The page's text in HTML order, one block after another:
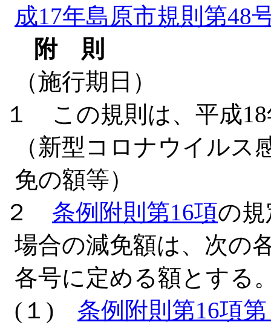
成17年島原市規則第48
附 則
（施行期日）
１ この規則は、平成
（新型コロナウイル
免の額等）
２ 条例附則第16項の
場合の減免額は、次の
各号に定める額とする
(１) 条例附則第16項